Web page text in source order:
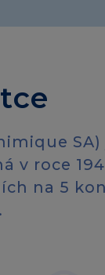
v roce
na 5